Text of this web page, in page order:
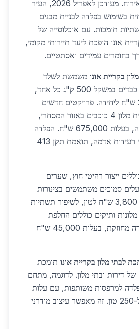
בתעשיית הבנייה והאירוח. מעודכן לאפריל 2026, העיר
בשימוש בפלדה לבניית מבנים
תומכות. עם אוכלוסייה של
קריית אונו הופכת ליעד תיירותי מקומי,
בחומרים עמידים ואסתטיים.
בקריית אונו משמשת לשלד
המבנה: עמודי פלדה כבדים במשקל 500 ק"ג כל אחד,
במחיר של כ-2,500 ש"ח ליחידה. פרויקטים חדשים
ב-2026 כוללים בניית מלון 4 כוכבים באזור המסחרי,
הדורש 150 טון פלדה, בעלות 675,000 ש"ח. הפלדה
מספקת עמידות בפני רעידות אדמה, תואמת תקן 413
ייצור רהיטי חוץ, שערים
סמוכים משתמשים בצינורות
ברזל גלוואני, מחירה 3,800 ש"ח לטון, לשיפור תשתיות
ותיקים כוללים החלפת
מסילות מעליות בפלדה מחוזקת, בעלות 45,000 ש"ח
לבתי מלון בקריית אונו תומכת
של דירות ובתי מלון. לדוגמה, מתחם
למרפסות משותפות, עם עלות
של 1.2 מיליון ש"ח ל-250 טון. זה מאפשר עיצוב מודרני